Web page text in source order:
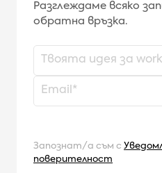
Разглеждаме всяко
обратна връзка.
Запознат/а съм с
поверителност